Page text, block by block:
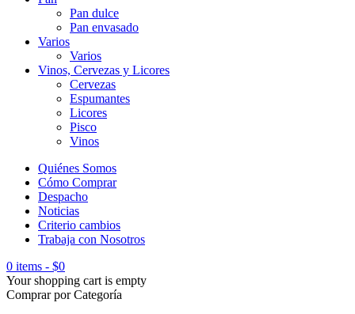
Pan dulce
Pan envasado
Varios
Varios
Vinos, Cervezas y Licores
Cervezas
Espumantes
Licores
Pisco
Vinos
Quiénes Somos
Cómo Comprar
Despacho
Noticias
Criterio cambios
Trabaja con Nosotros
0 items - $0
Your shopping cart is empty
Comprar por Categoría